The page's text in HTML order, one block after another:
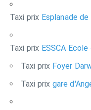
Taxi prix Esplanade de
Taxi prix ESSCA
Taxi prix Foyer
Taxi prix gare